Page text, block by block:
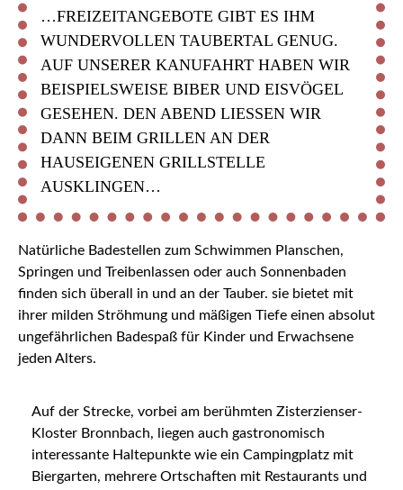
…FREIZEITANGEBOTE GIBT ES IHM
WUNDERVOLLEN TAUBERTAL GENUG.
AUF UNSERER KANUFAHRT HABEN WIR
BEISPIELSWEISE BIBER UND EISVÖGEL
GESEHEN. DEN ABEND LIESSEN WIR D
ANN BEIM GRILLEN AN DER H
AUSEIGENEN GRILLSTELLE A
USKLINGEN…
Natürliche Badestellen zum Schwimmen Planschen,
Springen und Treibenlassen oder auch Sonnenbaden
finden sich überall in und an der Tauber. sie bietet mit
ihrer milden Ströhmung und mäßigen Tiefe einen absolut
ungefährlichen Badespaß für Kinder und Erwachsene
jeden Alters.
Auf der Strecke, vorbei am berühmten Zisterzienser-
Kloster Bronnbach, liegen auch gastronomisch
interessante Haltepunkte wie ein Campingplatz mit
Biergarten, mehrere Ortschaften mit Restaurants und